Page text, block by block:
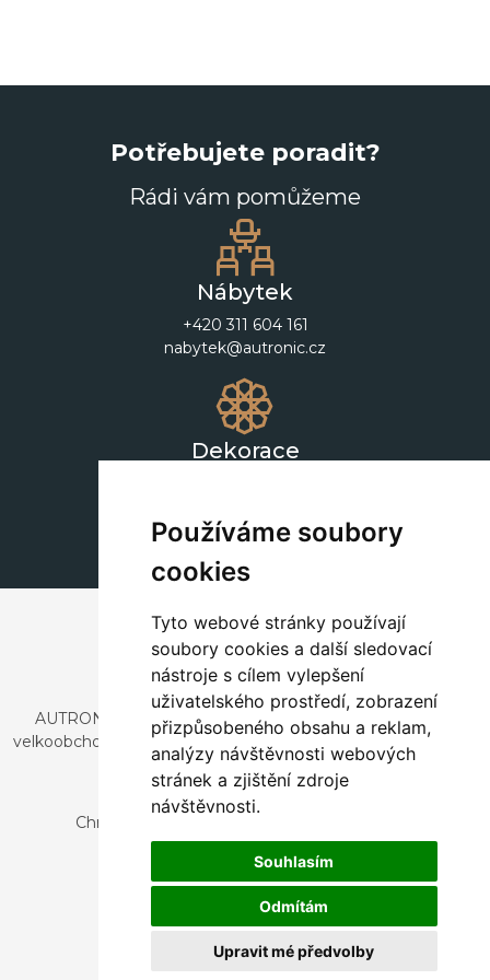
Používáme soubory
cookies
Tyto webové stránky používají
soubory cookies a další sledovací
nástroje s cílem vylepšení
uživatelského prostředí, zobrazení
přizpůsobeného obsahu a reklam,
analýzy návštěvnosti webových
stránek a zjištění zdroje
návštěvnosti.
Souhlasím
Odmítám
Upravit mé předvolby
Potřebujete poradit?
Rádi vám pomůžeme
Nábytek
+420 311 604 161
nabytek@autronic.cz
Dekorace
AUTRONIC, s.r.o. je společnost zabývající se dovozem a
velkoobchodním prodejem designového i stylového nábytku
a dekorací.
Česká republika
Chrustenice 270, 267 12 Loděnice u Berouna
Slovensko
Nová 366, 032 02 Závažná Poruba